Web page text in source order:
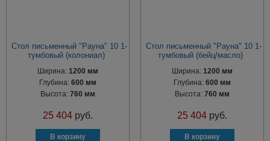
Стол письменный "Рауна" 10 1-
тумбовый (колониал)
Ширина:1200 мм
Глубина:600 мм
Высота:760 мм
25 404 руб.
Стол письменный "Рауна" 10 1-
тумбовый (бейц/масло)
Ширина: 1200 мм
Глубина: 600 мм
Высота: 760 мм
25 404 руб.